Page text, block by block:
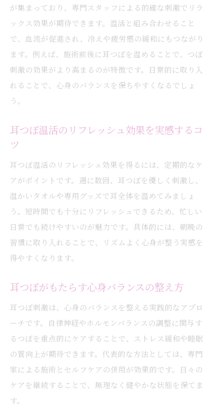
耳つぼ刺激で温活効果が高まる理由とは
耳つぼ温活で美容と健康にアプローチ
自分らしい健康美を目指す耳つぼ活用術
耳つぼ温活で叶う理想の健康美への第一歩
耳つぼでサポートする無理のない美習慣
自分らしい美しさを耳つぼで引き出す方法
忙しい毎日に耳つぼ温活を取り入れるコツ
忙しくてもできる耳つぼ温活の時間活用法
耳つぼ温活で短時間リフレッシュの実践例
隙間時間に耳つぼ温活を行うポイント
耳つぼ温活で毎日を快適に過ごすアイデア
冷え性や不調対策に耳つぼが役立つ理由
耳つぼ温活が冷え性に働きかける仕組み
耳つぼ刺激による不調緩和のポイント
温活と耳つぼで体の冷えを根本から改善
が集まっており、専門スタッフによる的確な刺激でリラ
ックス効果が期待できます。温活と組み合わせること
で、血流が促進され、冷えや疲労感の緩和にもつながり
ます。例えば、施術前後に耳つぼを温めることで、つぼ
刺激の効果がより高まるのが特徴です。日常的に取り入
れることで、心身のバランスを保ちやすくなるでしょ
う。
耳つぼ温活のリフレッシュ効果を実感するコ
ツ
耳つぼ温活のリフレッシュ効果を得るには、定期的なケ
アがポイントです。週に数回、耳つぼを優しく刺激し、
温かいタオルや専用グッズで耳全体を温めてみましょ
う。短時間でも十分にリフレッシュできるため、忙しい
日常でも続けやすいのが魅力です。具体的には、朝晩の
習慣に取り入れることで、リズムよく心身が整う実感を
得やすくなります。
耳つぼがもたらす心身バランスの整え方
耳つぼ刺激は、心身のバランスを整える実践的なアプロ
ーチです。自律神経やホルモンバランスの調整に関与す
るつぼを重点的にケアすることで、ストレス緩和や睡眠
の質向上が期待できます。代表的な方法としては、専門
家による施術とセルフケアの併用が効果的です。日々の
ケアを継続することで、無理なく健やかな状態を保てま
す。